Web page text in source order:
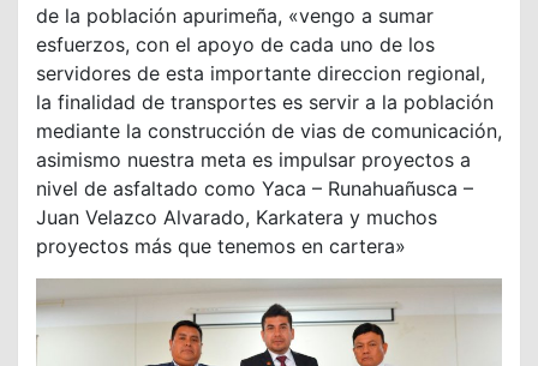
de la población apurimeña, «vengo a sumar
esfuerzos, con el apoyo de cada uno de los
servidores de esta importante direccion regional,
la finalidad de transportes es servir a la población
mediante la construcción de vias de comunicación,
asimismo nuestra meta es impulsar proyectos a
nivel de asfaltado como Yaca – Runahuañusca –
Juan Velazco Alvarado, Karkatera y muchos
proyectos más que tenemos en cartera»